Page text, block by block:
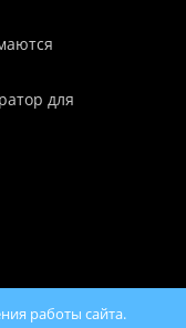
для
работы сайта.